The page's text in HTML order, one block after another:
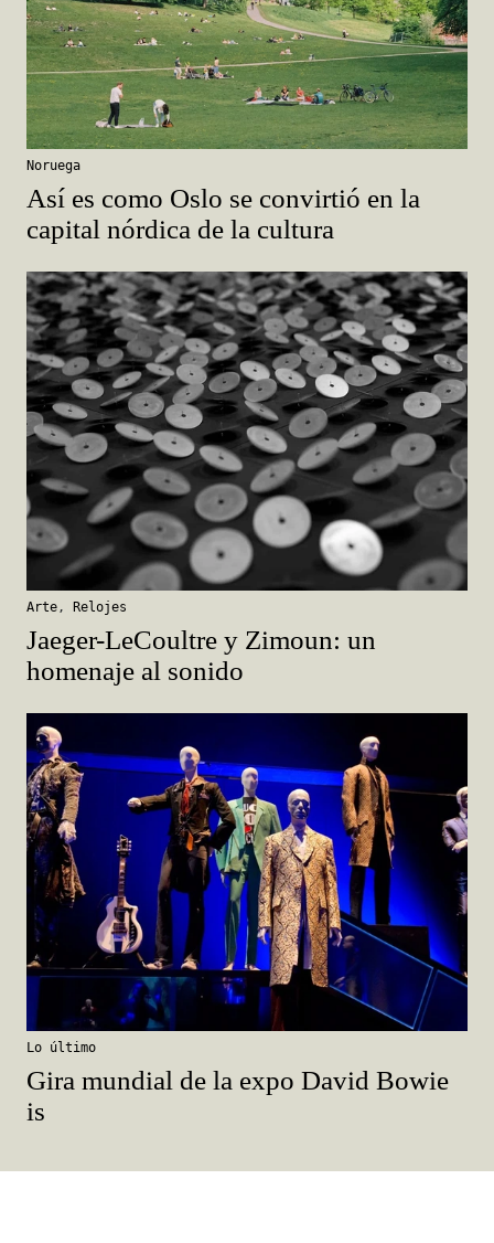
Noruega
Así es como Oslo se convirtió en la
capital nórdica de la cultura
Arte , Relojes
Jaeger-LeCoultre y Zimoun: un
homenaje al sonido
Lo último
Gira mundial de la expo David Bowie
is